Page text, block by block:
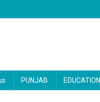
PUNJAB EDUCATION